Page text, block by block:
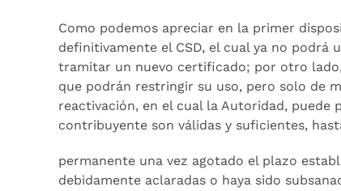
Como podemos apreciar en la primer
definitivamente el CSD, el cual ya no podrá
tramitar un nuevo certificado; por otro
que podrán restringir su uso, pero solo de
reactivación, en el cual la Autoridad,
contribuyente son válidas y suficientes,
permanente una vez agotado el plazo
debidamente aclaradas o haya sido